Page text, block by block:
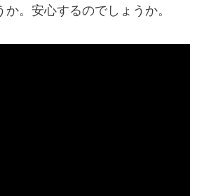
。安心するのでしょうか。